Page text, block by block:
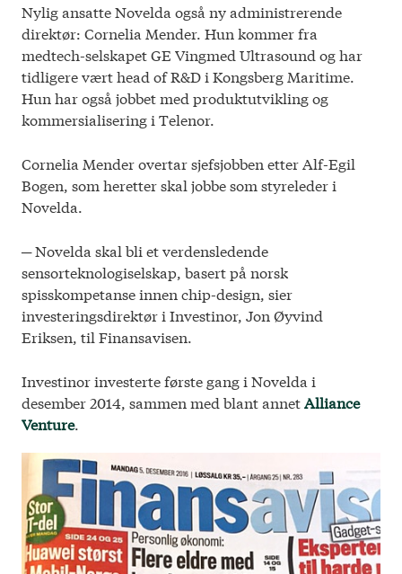
Nylig ansatte Novelda også ny administrerende
direktør: Cornelia Mender. Hun kommer fra
medtech-selskapet GE Vingmed Ultrasound og har
tidligere vært head of R&D i Kongsberg Maritime.
Hun har også jobbet med produktutvikling og
kommersialisering i Telenor.
Cornelia Mender overtar sjefsjobben etter Alf-Egil
Bogen, som heretter skal jobbe som styreleder i
Novelda.
─ Novelda skal bli et verdensledende
sensorteknologiselskap, basert på norsk
spisskompetanse innen chip-design, sier
investeringsdirektør i Investinor, Jon Øyvind
Eriksen, til Finansavisen.
Investinor investerte første gang i Novelda i
desember 2014, sammen med blant annetAlliance
Venture.